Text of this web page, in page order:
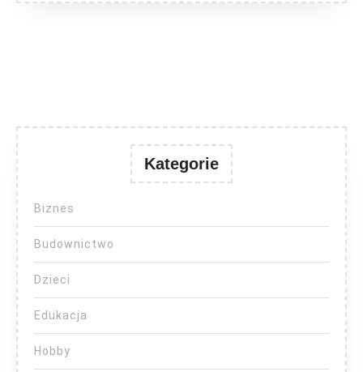
Kategorie
Biznes
Budownictwo
Dzieci
Edukacja
Hobby